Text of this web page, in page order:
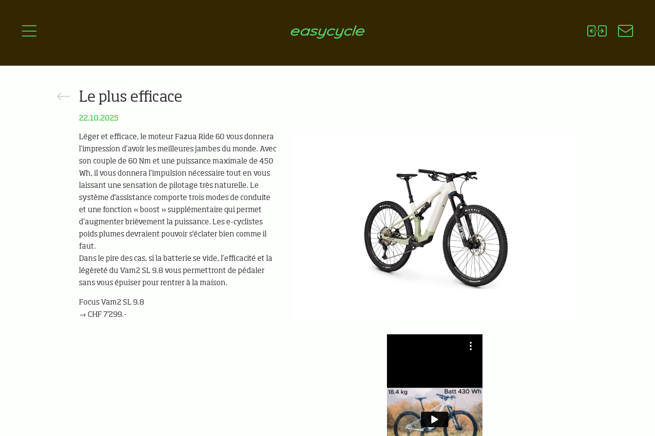
Le plus efficace
22.10.2025
Léger et efficace, le moteur Fazua Ride 60 vous donnera
l’impression d’avoir les meilleures jambes du monde. Avec
son couple de 60 Nm et une puissance maximale de 450
Wh, il vous donnera l’impulsion nécessaire tout en vous
laissant une sensation de pilotage très naturelle. Le
système d'assistance comporte trois modes de conduite
et une fonction « boost » supplémentaire qui permet
d’augmenter brièvement la puissance. Les e-cyclistes
poids plumes devraient pouvoir s'éclater bien comme il
faut.
Dans le pire des cas, si la batterie se vide, l’efficacité et la
légèreté du Vam2 SL 9.8 vous permettront de pédaler
sans vous épuiser pour rentrer à la maison.
Focus Vam2 SL 9.8
→ CHF 7'299.-